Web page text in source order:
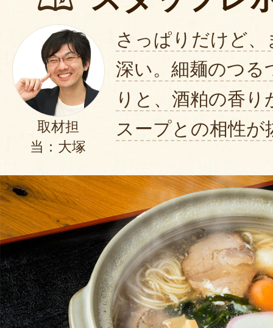
取材担
当：大塚
さっぱりだけど
深い。細麺のつる
りと、酒粕の香
スープとの相性が